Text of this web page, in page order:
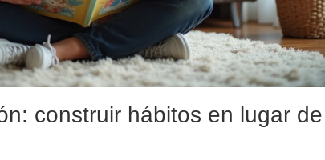
construir hábitos en lugar de